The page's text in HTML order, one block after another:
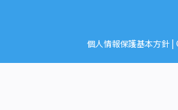
個人情報保護基本方針|